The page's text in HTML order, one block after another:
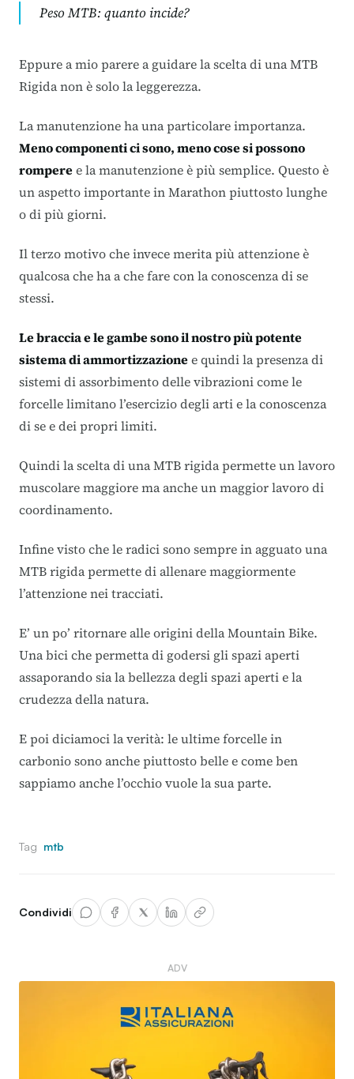
Peso MTB: quanto incide?
Eppure a mio parere a guidare la scelta di una MTB
Rigida non è solo la leggerezza.
La manutenzione ha una particolare importanza.
Meno componenti ci sono, meno cose si possono
romperee la manutenzione è più semplice. Questo è
un aspetto importante in Marathon piuttosto lunghe
o di più giorni.
Il terzo motivo che invece merita più attenzione è
qualcosa che ha a che fare con la conoscenza di se
stessi.
Le braccia e le gambe sono il nostro più potente
sistema di ammortizzazionee quindi la presenza di
sistemi di assorbimento delle vibrazioni come le
forcelle limitano l’esercizio degli arti e la conoscenza
di se e dei propri limiti.
Quindi la scelta di una MTB rigida permette un lavoro
muscolare maggiore ma anche un maggior lavoro di
coordinamento.
Infine visto che le radici sono sempre in agguato una
MTB rigida permette di allenare maggiormente
l’attenzione nei tracciati.
E’ un po’ ritornare alle origini della Mountain Bike.
Una bici che permetta di godersi gli spazi aperti
assaporando sia la bellezza degli spazi aperti e la
crudezza della natura.
E poi diciamoci la verità: le ultime forcelle in
carbonio sono anche piuttosto belle e come ben
sappiamo anche l’occhio vuole la sua parte.
Tag mtb
Condividi
ADV